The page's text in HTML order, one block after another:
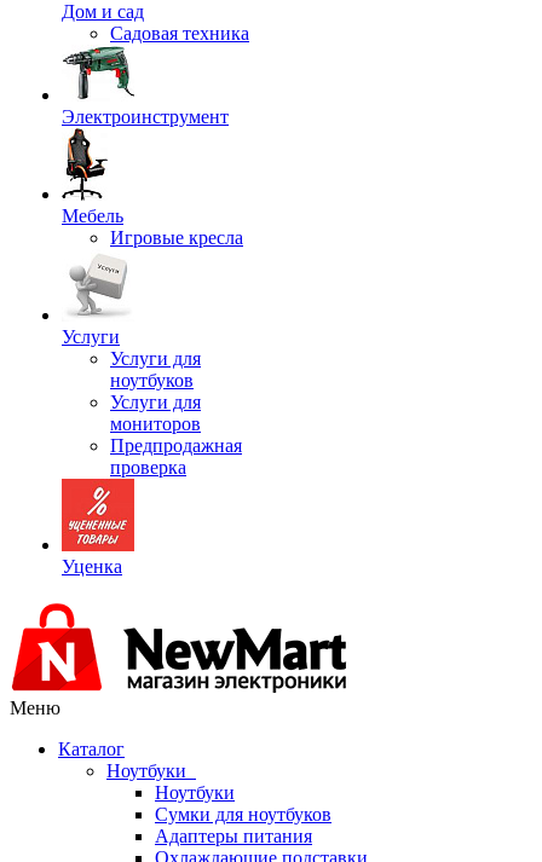
Дом и сад
Садовая техника
Электроинструмент
Мебель
Игровые кресла
Услуги
Услуги для
ноутбуков
Услуги для
мониторов
Предпродажная
проверка
Уценка
Меню
Каталог
Ноутбуки
Ноутбуки
Сумки для ноутбуков
Адаптеры питания
Охлаждающие подставки